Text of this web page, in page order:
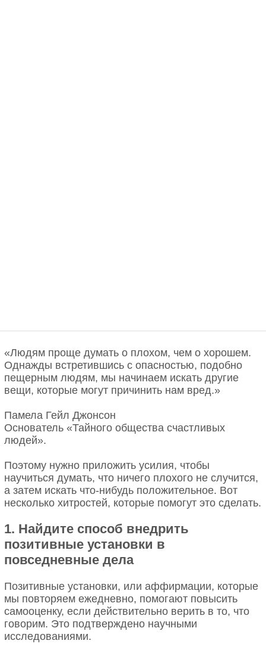
«Людям проще думать о плохом, чем о хорошем.
Однажды встретившись с опасностью, подобно
пещерным людям, мы начинаем искать другие
вещи, которые могут причинить нам вред.»
Памела Гейл Джонсон
Основатель «Тайного общества счастливых
людей».
Поэтому нужно приложить усилия, чтобы
научиться думать, что ничего плохого не случится,
а затем искать что-нибудь положительное. Вот
несколько хитростей, которые помогут это сделать.
1. Найдите способ внедрить
позитивные установки в
повседневные дела
Позитивные установки, или аффирмации, которые
мы повторяем ежедневно, помогают повысить
самооценку, если действительно верить в то, что
говорим. Это подтверждено научными
исследованиями.